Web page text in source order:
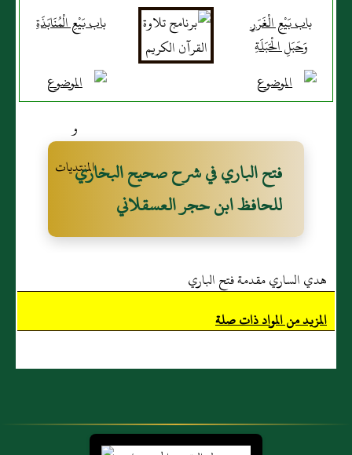
باب بَيْعِ الْغَرَرِ
وَحَبَلِ الْحَبَلَةِ
باب بَيْعِ الْمُنَابَذَةِ
فتح الباري في شرح صحيح البخاري
للحافظ ابن حجر العسقلاني
هدي الساري مقدمة فتح الباري
المزيد من المواد ذات صلة